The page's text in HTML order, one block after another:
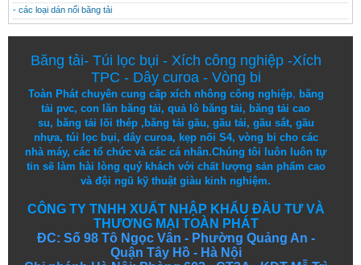
- các loại dán nối băng tải
Băng tải- Túi lọc bụi - Xích công nghiệp-Xích
TPC - Dây curoa- Vòng bi
Toàn Phát chuyên cung cấp xích nhông công nghiệp, băng
tải pvc,con lăn băng tải,quả lô băng tải, băng tải cao
su, băng tải lõi thép, băng tải gầu, gầu tải, gầu sắt, gầu
nhựa, túi lọc bụi, dây curoa, kẹp nối S4, vòng bi cho các
nhà máy, các tổ chức và các cá nhân.Chúng tôi luôn luôn tự
tin sẽ làm hài lòng quý khách với chất lượng sảnphẩm cao
vàđội ngũ kỹ thuậtgiàu kinh nghiệm.
CÔNG TY TNHH XUẤT NHẬP KHẨU ĐẦU TƯ VÀ
THƯƠNG MẠI TOÀN PHÁT
ĐC: Số 98 Tô Ngọc Vân - Phường Quảng An -
Quận Tây Hồ - Hà Nội